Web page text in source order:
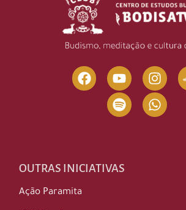
OUTRAS INICIATIVAS
Ação Paramita